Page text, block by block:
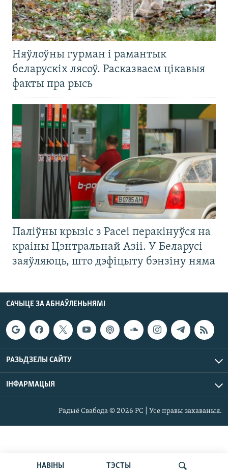
НАВІНЫ ТЭСТЫ
Няўлоўны гурман і рамантык
беларускіх лясоў. Расказваем цікавыя
факты пра рысь
Паліўны крызіс з Расеі перакінуўся на
краіны Цэнтральнай Азіі. У Беларусі
заяўляюць, што дэфіцыту бэнзіну няма
САЧЫЦЕ ЗА АБНАЎЛЕНЬНЯМІ
РАЗЬДЗЕЛЫ САЙТУ
ІНФАРМАЦЫЯ
Радыё Свабода © 2026 РС | Усе правы захаваныя.